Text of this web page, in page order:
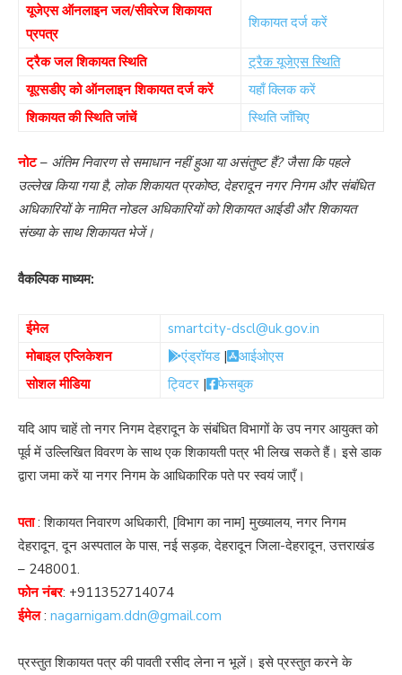
यूजेएस ऑनलाइन जल/सीवरेज शिकायत
प्रपत्र
शिकायत दर्ज करें
ट्रैक जल शिकायत स्थिति
ट्रैक यूजेएस स्थिति
यूएसडीए को ऑनलाइन शिकायत दर्ज करें
यहाँ क्लिक करें
शिकायत की स्थिति जांचें
स्थिति जाँचिए
नोट – अंतिम निवारण से समाधान नहीं हुआ या असंतुष्ट हैं? जैसा कि पहले
उल्लेख किया गया है, लोक शिकायत प्रकोष्ठ, देहरादून नगर निगम और संबंधित
अधिकारियों के नामित नोडल अधिकारियों को शिकायत आईडी और शिकायत
संख्या के साथ शिकायत भेजें।
वैकल्पिक माध्यम:
ईमेल
smartcity-dscl@uk.gov.in
मोबाइल एप्लिकेशन
एंड्रॉयड|
आईओएस
सोशल मीडिया
ट्विटर | फेसबुक
यदि आप चाहें तो नगर निगम देहरादून के संबंधित विभागों के उप नगर आयुक्त को
पूर्व में उल्लिखित विवरण के साथ एक शिकायती पत्र भी लिख सकते हैं। इसे डाक
द्वारा जमा करें या नगर निगम के आधिकारिक पते पर स्वयं जाएँ।
पता : शिकायत निवारण अधिकारी, [विभाग का नाम] मुख्यालय, नगर निगम
देहरादून, दून अस्पताल के पास, नई सड़क, देहरादून जिला-देहरादून, उत्तराखंड
– 248001.
फोन नंबर: +911352714074
ईमेल: nagarnigam.ddn@gmail.com
प्रस्तुत शिकायत पत्र की पावती रसीद लेना न भूलें। इसे प्रस्तुत करने के